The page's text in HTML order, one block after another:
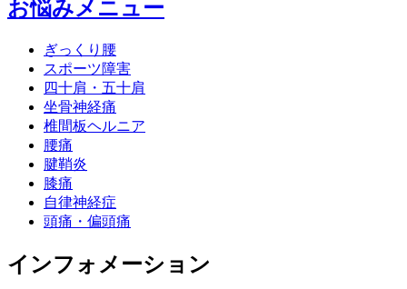
お悩みメニュー
ぎっくり腰
スポーツ障害
四十肩・五十肩
坐骨神経痛
椎間板ヘルニア
腰痛
腱鞘炎
膝痛
自律神経症
頭痛・偏頭痛
インフォメーション